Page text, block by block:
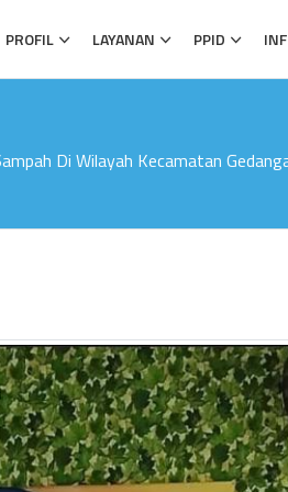
PROFIL LAYANAN PPID
Di Wilayah Kecamatan